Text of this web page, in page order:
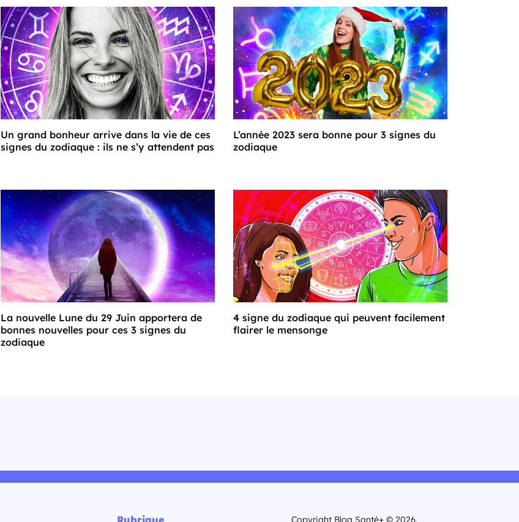
Un grand bonheur arrive dans la vie de ces
signes du zodiaque : ils ne s’y attendent pas
L’année 2023 sera bonne pour 3 signes du
zodiaque
La nouvelle Lune du 29 Juin apportera de
bonnes nouvelles pour ces 3 signes du
zodiaque
4 signe du zodiaque qui peuvent facilement
flairer le mensonge
Rubrique Copyright Blog Santé+ © 2026.